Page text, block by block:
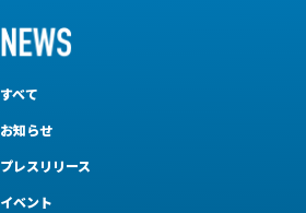
すべて
お知らせ
プレスリリース
イベント